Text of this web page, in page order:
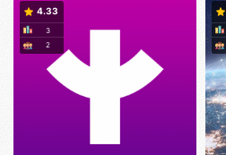
4.33
2
3